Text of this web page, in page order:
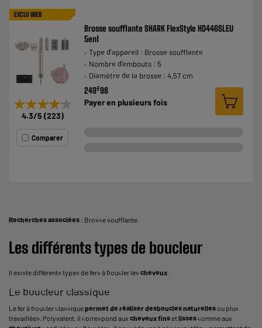
EXCLU WEB
★★★★★
★★★★★
4.3/5 (223)
Comparer
Brosse soufflante SHARK FlexStyle HD446SLEU
5en1
Type d'appareil : Brosse soufflante
Nombre d'embouts : 5
Diamètre de la brosse : 4,57 cm
249€98
Payer enplusieurs fois
Recherches associées : Brosse soufflante
Les différents types de boucleur
Il existe différents types de fers à boucler les cheveux.
Le boucleur classique
Le fer à boucler classiquepermet de réaliser desboucles naturellesou plus
travaillées. Polyvalent, il correspond aux cheveux finsetlissescomme aux